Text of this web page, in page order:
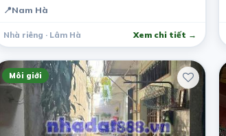
📍Nam Hà
Nhà riêng · Lâm Hà Xem chi tiết →
Môi giới